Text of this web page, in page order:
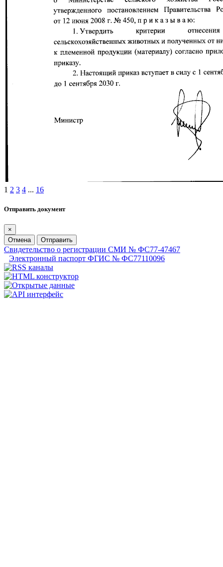
1 2 3 4 ... 16
Отправить документ
×
Отмена
Отправить
Свидетельство о регистрации СМИ № ФС77-47467
Электронный паспорт ФГИС № ФС77110096